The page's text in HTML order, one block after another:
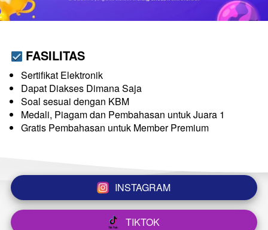
FASILITAS
Sertifikat Elektronik
Dapat Diakses Dimana Saja
Soal sesuai dengan KBM
Medali, Piagam dan Pembahasan untuk Juara 1
Gratis Pembahasan untuk Member Premium
` INSTAGRAM
` TIKTOK